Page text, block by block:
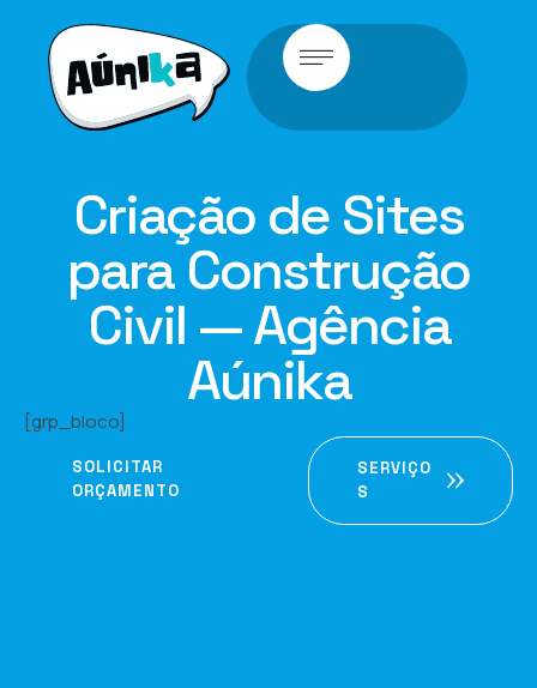
Criação de Sites
para Construção
Civil — Agência
Aúnika
[grp_bloco]
SOLICITAR
ORÇAMENTO
SERVIÇO
S